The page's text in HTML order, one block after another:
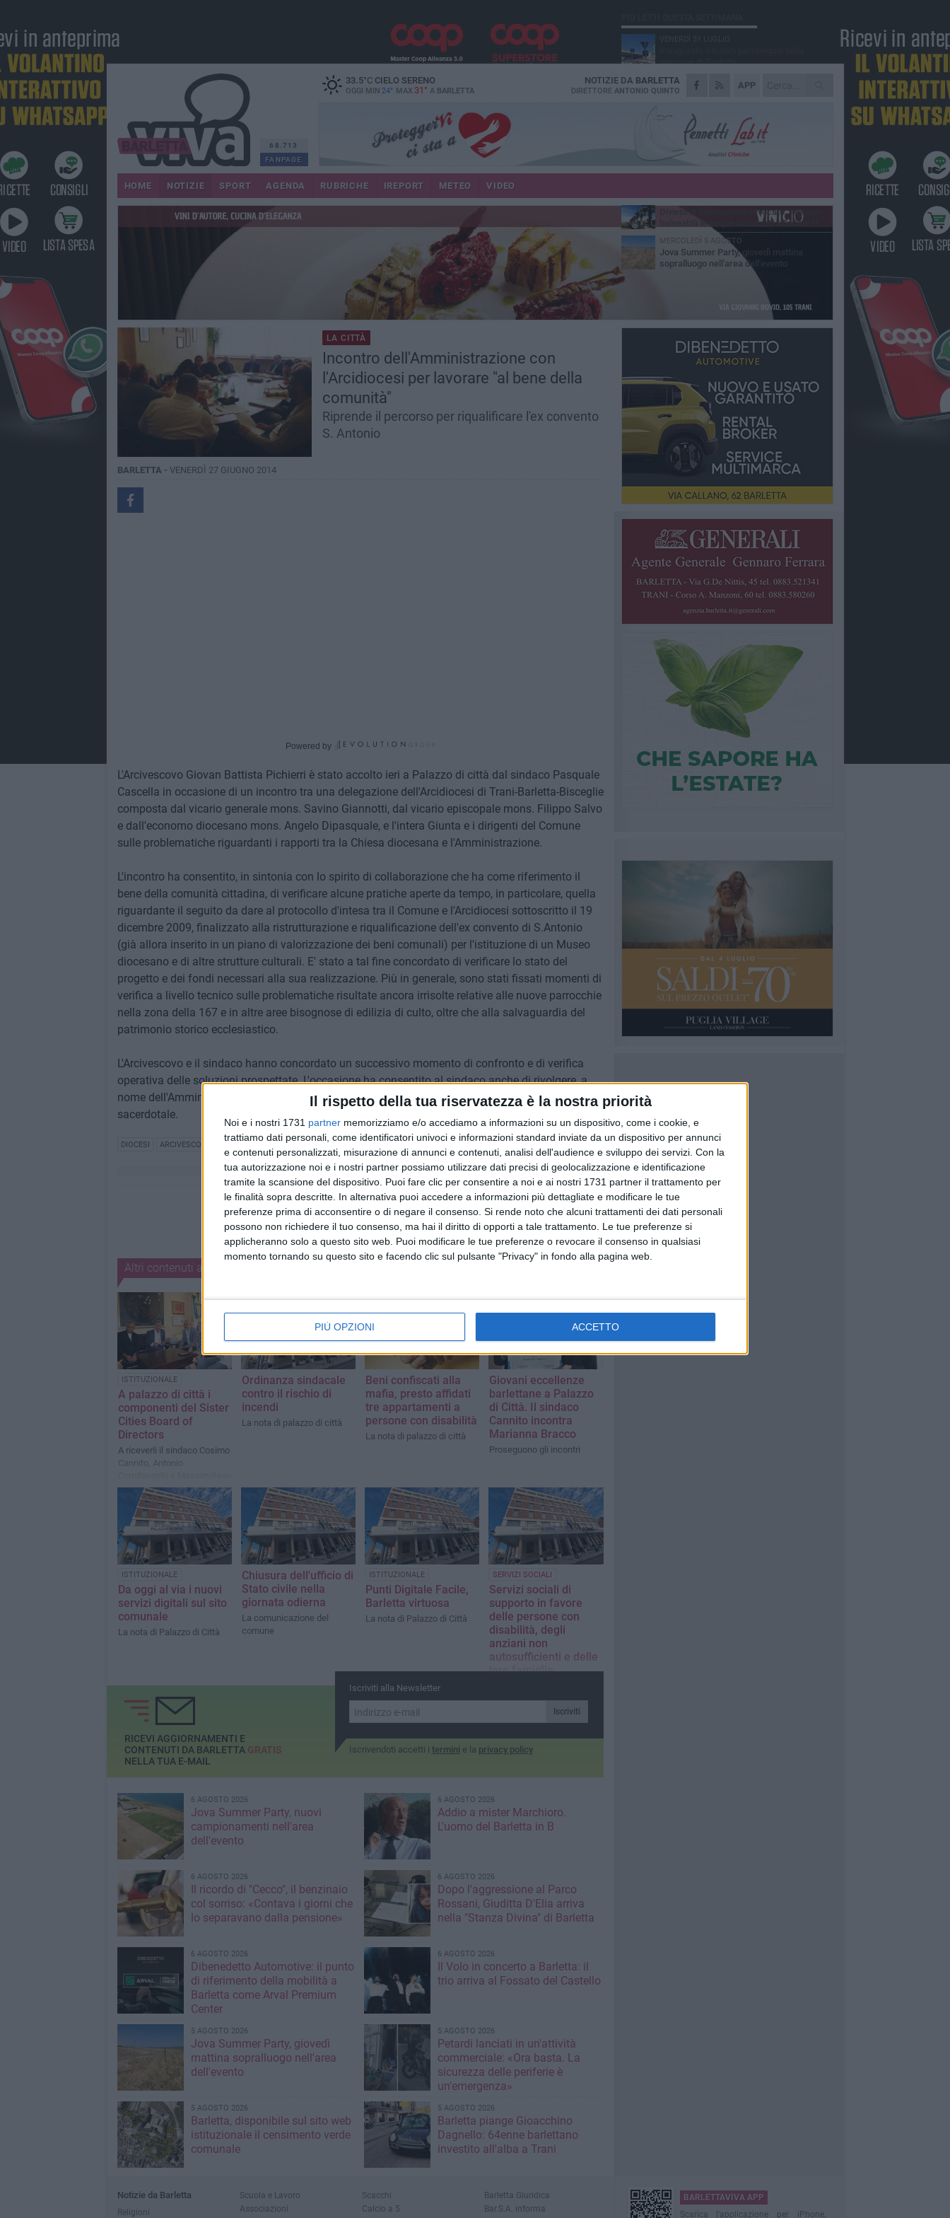
Il rispetto della tua riservatezza è la nostra priorità
Noi e i nostri 1731 partner memorizziamo e/o accediamo a informazioni su un dispositivo, come i cookie, e
trattiamo dati personali, come identificatori univoci e informazioni standard inviate da un dispositivo per annunci
e contenuti personalizzati, misurazione di annunci e contenuti, analisi dell'audience e sviluppo dei servizi. Con la
tua autorizzazione noi e i nostri partner possiamo utilizzare dati precisi di geolocalizzazione e identificazione
tramite la scansione del dispositivo. Puoi fare clic per consentire a noi e ai nostri 1731 partner il trattamento per
le finalità sopra descritte. In alternativa puoi accedere a informazioni più dettagliate e modificare le tue
preferenze prima di acconsentire o di negare il consenso. Si rende noto che alcuni trattamenti dei dati personali
possono non richiedere il tuo consenso, ma hai il diritto di opporti a tale trattamento. Le tue preferenze si
applicheranno solo a questo sito web. Puoi modificare le tue preferenze o revocare il consenso in qualsiasi
momento tornando su questo sito e facendo clic sul pulsante "Privacy" in fondo alla pagina web.
PIÙ OPZIONI ACCETTO
68.713
FANPAGE
33.5°CCIELO SERENO
OGGI MIN 24° MAX 31° A BARLETTA
APP
NOTIZIE DA BARLETTA
DIRETTORE ANTONIO QUINTO
HOME NOTIZIE SPORT AGENDA RUBRICHE IREPORT METEO VIDEO
LA CITTÀ
Incontro dell'Amministrazione con
l'Arcidiocesi per lavorare "al bene della
comunità"
Riprende il percorso per riqualificare l'ex convento
S. Antonio
BARLETTA - VENERDÌ 27 GIUGNO 2014
Powered by
L'Arcivescovo Giovan Battista Pichierri è stato accolto ieri a Palazzo di città dal sindaco Pasquale
Cascella in occasione di un incontro tra una delegazione dell'Arcidiocesi di Trani-Barletta-Bisceglie
composta dal vicario generale mons. Savino Giannotti, dal vicario episcopale mons. Filippo Salvo
e dall'economo diocesano mons. Angelo Dipasquale, e l'intera Giunta e i dirigenti del Comune
sulle problematiche riguardanti i rapporti tra la Chiesa diocesana e l'Amministrazione.
L'incontro ha consentito, in sintonia con lo spirito di collaborazione che ha come riferimento il
bene della comunità cittadina, di verificare alcune pratiche aperte da tempo, in particolare, quella
riguardante il seguito da dare al protocollo d'intesa tra il Comune e l'Arcidiocesi sottoscritto il 19
dicembre 2009, finalizzato alla ristrutturazione e riqualificazione dell'ex convento di S.Antonio
(già allora inserito in un piano di valorizzazione dei beni comunali) per l'istituzione di un Museo
diocesano e di altre strutture culturali. E' stato a tal fine concordato di verificare lo stato del
progetto e dei fondi necessari alla sua realizzazione. Più in generale, sono stati fissati momenti di
verifica a livello tecnico sulle problematiche risultate ancora irrisolte relative alle nuove parrocchie
nella zona della 167 e in altre aree bisognose di edilizia di culto, oltre che alla salvaguardia del
patrimonio storico ecclesiastico.
L'Arcivescovo e il sindaco hanno concordato un successivo momento di confronto e di verifica
operativa delle soluzioni prospettate. L'occasione ha consentito al sindaco anche di rivolgere, a
nome dell'Amministrazione, un sentito augurio a mons. Giannotti per il 50° della sua ordinazione
sacerdotale.
DIOCESI ARCIVESCOVO GIAMBATTISTA PICHIERRI PALAZZO DI CITTÀ
Altri contenuti a tema
ISTITUZIONALE
A palazzo di città i
componenti del Sister
Cities Board of
Directors
A riceverli il sindaco Cosimo
Cannito, Antonio
Dileo
Ordinanza sindacale
contro il rischio di
incendi
La nota di palazzo di città
Beni confiscati alla
mafia, presto affidati
tre appartamenti a
persone con disabilità
La nota di palazzo di città
Giovani eccellenze
barlettane a Palazzo
di Città. Il sindaco
Cannito incontra
Marianna Bracco
Proseguono gli incontri
ISTITUZIONALE
Da oggi al via i nuovi
servizi digitali sul sito
comunale
La nota di Palazzo di Città
Chiusura dell'ufficio di
Stato civile nella
giornata odierna
La comunicazione del
comune
ISTITUZIONALE
Punti Digitale Facile,
Barletta virtuosa
La nota di Palazzo di Città
SERVIZI SOCIALI
Servizi sociali di
supporto in favore
delle persone con
disabilità, degli
anziani non
autosufficienti e delle
loro famiglie
dell’amministrazione
Iscriviti alla Newsletter
Iscriviti
Iscrivendoti accetti i termini e la privacy policy
RICEVI AGGIORNAMENTI E
CONTENUTI DA BARLETTA GRATIS
NELLA TUA E-MAIL
6 AGOSTO 2026
Jova Summer Party, nuovi
campionamenti nell'area
dell'evento
6 AGOSTO 2026
Addio a mister Marchioro.
L'uomo del Barletta in B
6 AGOSTO 2026
Il ricordo di "Cecco", il benzinaio
col sorriso: «Contava i giorni che
lo separavano dalla pensione»
6 AGOSTO 2026
Dopo l'aggressione al Parco
Rossani, Giuditta D'Elia arriva
nella "Stanza Divina" di Barletta
6 AGOSTO 2026
Dibenedetto Automotive: il punto
di riferimento della mobilità a
Barletta come Arval Premium
Center
6 AGOSTO 2026
Il Volo in concerto a Barletta: il
trio arriva al Fossato del Castello
5 AGOSTO 2026
Jova Summer Party, giovedì
mattina sopralluogo nell'area
dell'evento
5 AGOSTO 2026
Petardi lanciati in un'attività
commerciale: «Ora basta. La
sicurezza delle periferie è
un'emergenza»
5 AGOSTO 2026
Barletta, disponibile sul sito web
istituzionale il censimento verde
comunale
5 AGOSTO 2026
Barletta piange Gioacchino
Dagnello: 64enne barlettano
investito all'alba a Trani
stazione di Barletta
MERCOLEDÌ 5 AGOSTO
Barletta piange Gioacchino Dagnello:
GIOVEDÌ 30 LUGLIO
Rapina all'Ipercoop di Barletta: nel mirino la
gioielleria, banditi in fuga
DOMENICA 2 AGOSTO
Beni confiscati alla mafia. Nasce il servizio
VENERDÌ 31 LUGLIO
Divieto di balneazione revocato, tornano
balneabili le acque antistanti il Canale H
MERCOLEDÌ 5 AGOSTO
Jova Summer Party, giovedì mattina
sopralluogo nell'area dell'evento
Notizie da Barletta
Religioni
Scuola e Lavoro
Associazioni
Scacchi
Calcio a 5
Barletta Giuridica
Bar.S.A. informa
BARLETTAVIVA APP
Scarica l'applicazione per iPhone,